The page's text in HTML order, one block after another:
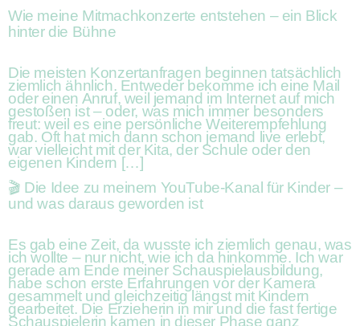
Wie meine Mitmachkonzerte entstehen – ein Blick
hinter die Bühne
Die meisten Konzertanfragen beginnen tatsächlich
ziemlich ähnlich. Entweder bekomme ich eine Mail
oder einen Anruf, weil jemand im Internet auf mich
gestoßen ist – oder, was mich immer besonders
freut: weil es eine persönliche Weiterempfehlung
gab. Oft hat mich dann schon jemand live erlebt,
war vielleicht mit der Kita, der Schule oder den
eigenen Kindern […]
🎬 Die Idee zu meinem YouTube-Kanal für Kinder –
und was daraus geworden ist
Es gab eine Zeit, da wusste ich ziemlich genau, was
ich wollte – nur nicht, wie ich da hinkomme. Ich war
gerade am Ende meiner Schauspielausbildung,
habe schon erste Erfahrungen vor der Kamera
gesammelt und gleichzeitig längst mit Kindern
gearbeitet. Die Erzieherin in mir und die fast fertige
Schauspielerin kamen in dieser Phase ganz